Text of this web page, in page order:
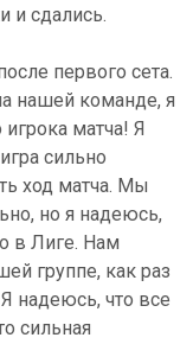
и сдались.
первого сета.
нашей команде, я
матча! Я
сильно
ход матча. Мы
но я надеюсь,
в Лиге. Нам
группе, как раз
надеюсь, что все
сильная